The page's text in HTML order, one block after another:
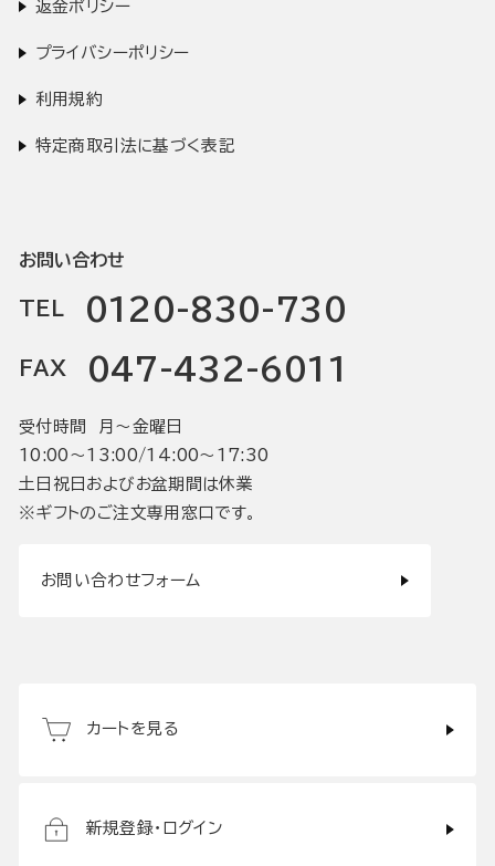
返金ポリシー
プライバシーポリシー
利用規約
特定商取引法に基づく表記
お問い合わせ
TEL 0120-830-730
FAX 047-432-6011
受付時間 月〜金曜日
10:00〜13:00/14:00〜17:30
土日祝日およびお盆期間は休業
※ギフトのご注文専用窓口です。
お問い合わせフォーム
カートを見る
新規登録・ログイン